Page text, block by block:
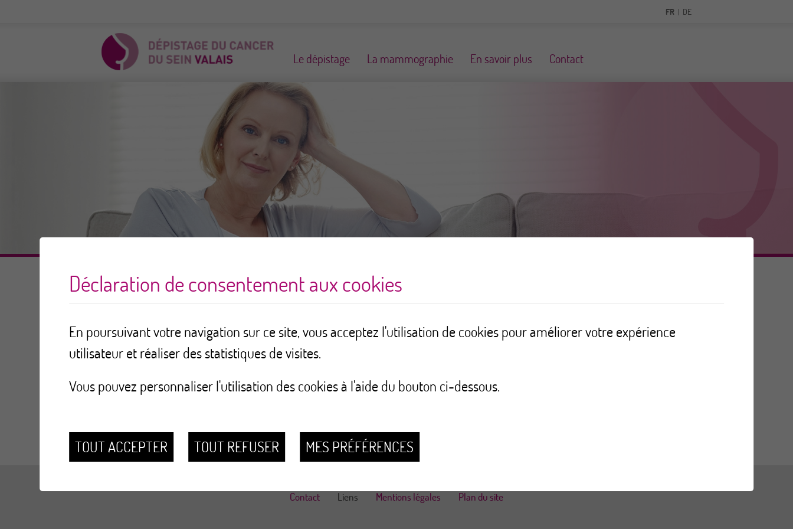
FR DE
Le dépistage La mammographie En savoir plus Contact
Liens Swiss Cancer Screening
Swiss Cancer Screening
https://www.swisscancerscreening.ch/fr/
Contact Liens Mentions légales Plan du site
Déclaration de consentement aux cookies
En poursuivant votre navigation sur ce site, vous acceptez l'utilisation de cookies pour améliorer votre expérience
utilisateur et réaliser des statistiques de visites.
Vous pouvez personnaliser l'utilisation des cookies à l'aide du bouton ci-dessous.
TOUT ACCEPTER TOUT REFUSER MES PRÉFÉRENCES